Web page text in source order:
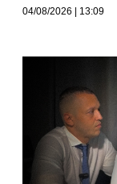
04/08/2026 13:09